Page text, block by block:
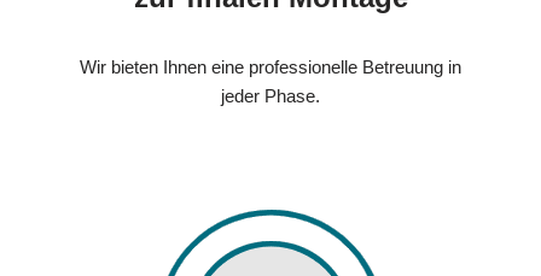
Wir bieten Ihnen eine professionelle Betreuung in
jeder Phase.